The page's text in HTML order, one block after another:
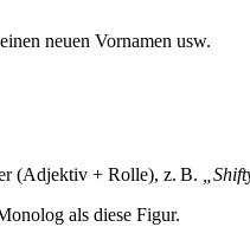
neuen Vornamen usw.
(Adjektiv + Rolle), z. B.
als diese Figur.